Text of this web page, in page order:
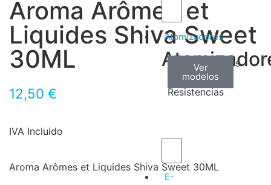
Atomizadores
Claromizadores
Ver
modelos
Reconstruíveis
Ver
modelos
Resistencias
Ver
modelos
E-
Aroma Arômes et
Liquides Shiva Sweet
30ML
12,50 €
IVA Incluido
Aroma Arômes et Liquides Shiva Sweet 30ML